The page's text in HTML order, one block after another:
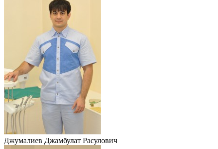
Джумалиев Джамбулат Расулович